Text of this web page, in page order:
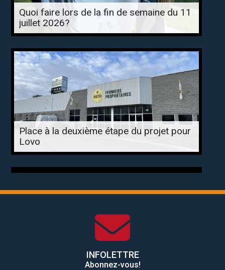
Quoi faire lors de la fin de semaine du 11
juillet 2026?
Place à la deuxième étape du projet pour
Lovo
INFOLETTRE
Abonnez-vous!